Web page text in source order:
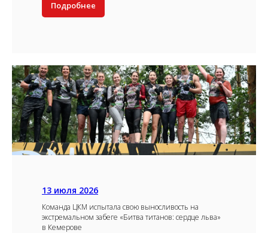
Подробнее
13 июля 2026
Команда ЦКМ испытала свою выносливость на
экстремальном забеге «Битва титанов: сердце льва»
в Кемерове